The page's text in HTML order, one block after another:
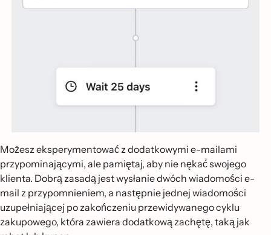
Możesz eksperymentować z dodatkowymi e-mailami
przypominającymi, ale pamiętaj, aby nie nękać swojego
klienta. Dobrą zasadą jest wysłanie dwóch wiadomości e-
mail z przypomnieniem, a następnie jednej wiadomości
uzupełniającej po zakończeniu przewidywanego cyklu
zakupowego, która zawiera dodatkową zachętę, taką jak